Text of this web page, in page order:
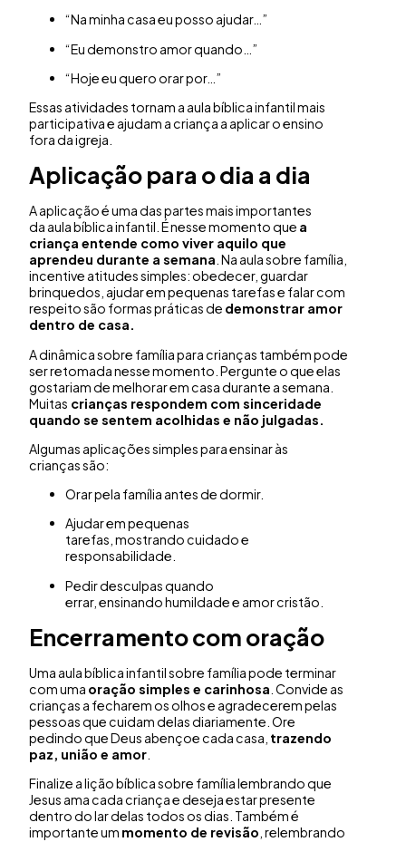
“Na minha casa eu posso ajudar…”
“Eu demonstro amor quando…”
“Hoje eu quero orar por…”
Essas atividades tornam a aula bíblica infantil mais
participativa e ajudam a criança a aplicar o ensino
fora da igreja.
Aplicação para o dia a dia
A aplicação é uma das partes mais importantes
da aula bíblica infantil. É nesse momento que a
criança entende como viver aquilo que
aprendeu durante a semana . Na aula sobre família,
incentive atitudes simples: obedecer, guardar
brinquedos, ajudar em pequenas tarefas e falar com
respeito são formas práticas de demonstrar amor
dentro de casa.
A dinâmica sobre família para crianças também pode
ser retomada nesse momento. Pergunte o que elas
gostariam de melhorar em casa durante a semana.
Muitas crianças respondem com sinceridade
quando se sentem acolhidas e não julgadas.
Algumas aplicações simples para ensinar às
crianças são:
Orar pela família antes de dormir.
Ajudar em pequenas
tarefas, mostrando cuidado e
responsabilidade.
Pedir desculpas quando
errar, ensinando humildade e amor cristão.
Encerramento com oração
Uma aula bíblica infantil sobre família pode terminar
com uma oração simples e carinhosa . Convide as
crianças a fecharem os olhos e agradecerem pelas
pessoas que cuidam delas diariamente. Ore
pedindo que Deus abençoe cada casa, trazendo
paz, união e amor
Finalize a lição bíblica sobre família lembrando que
Jesus ama cada criança e deseja estar presente
dentro do lar delas todos os dias. Também é
importante um momento de revisão , relembrando